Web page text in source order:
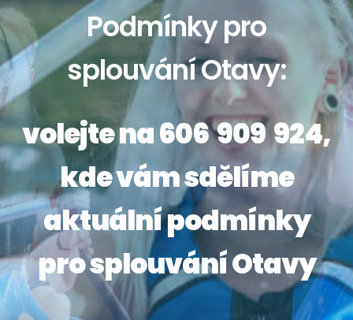
Podmínky pro
splouvání Otavy:
volejte na 606 909 924,
kde vám sdělíme
aktuální podmínky
pro splouvání Otavy